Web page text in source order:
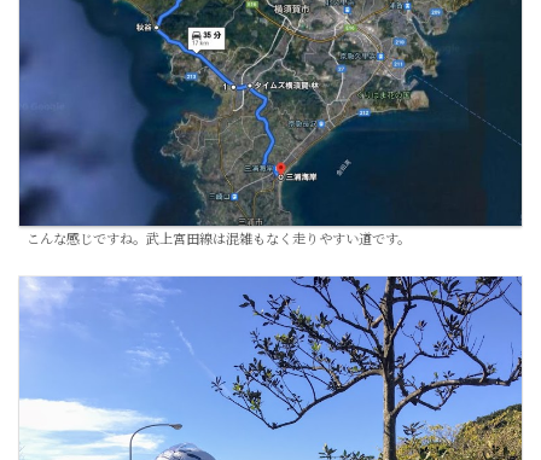
こんな感じですね。武上宮田線は混雑もなく走りやすい道です。